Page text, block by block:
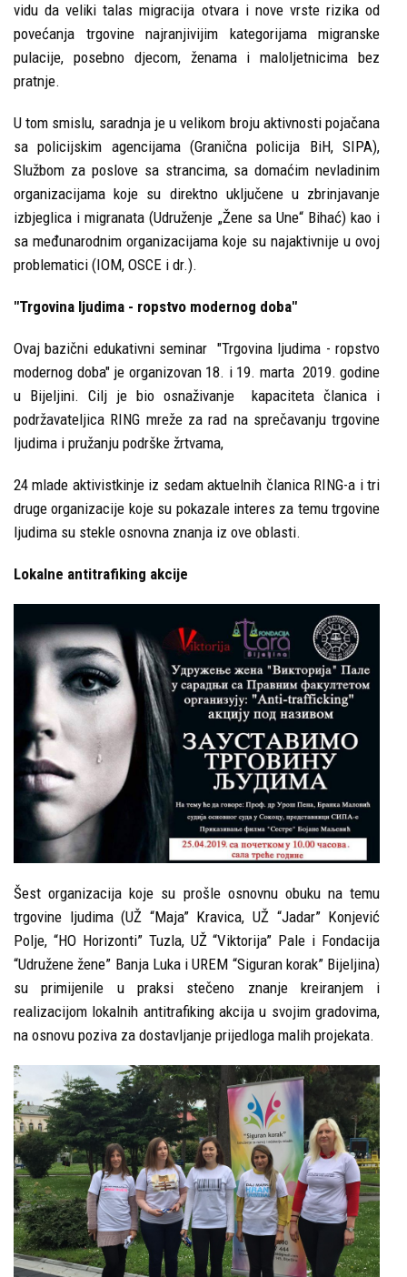
vidu da veliki talas migracija otvara i nove vrste rizika od
povećanja trgovine najranjivijim kategorijama migranske
pulacije, posebno djecom, ženama i maloljetnicima bez
pratnje.
U tom smislu, saradnja je u velikom broju aktivnosti pojačana
sa policijskim agencijama (Granična policija BiH, SIPA),
Službom za poslove sa strancima, sa domaćim nevladinim
organizacijama koje su direktno uključene u zbrinjavanje
izbjeglica i migranata (Udruženje „Žene sa Une“ Bihać) kao i
sa međunarodnim organizacijama koje su najaktivnije u ovoj
problematici (IOM, OSCE i dr.).
"Trgovina ljudima - ropstvo modernog doba"
Ovaj bazični edukativni seminar "Trgovina ljudima - ropstvo
modernog doba" je organizovan 18. i 19. marta 2019. godine
u Bijeljini. Cilj je bio osnaživanje kapaciteta članica i
podržavateljica RING mreže za rad na sprečavanju trgovine
ljudima i pružanju podrške žrtvama,
24 mlade aktivistkinje iz sedam aktuelnih članica RING-a i tri
druge organizacije koje su pokazale interes za temu trgovine
ljudima su stekle osnovna znanja iz ove oblasti.
Lokalne antitrafiking akcije
Šest organizacija koje su prošle osnovnu obuku na temu
trgovine ljudima (UŽ “Maja” Kravica, UŽ “Jadar” Konjević
Polje, “HO Horizonti” Tuzla, UŽ “Viktorija” Pale i Fondacija
“Udružene žene” Banja Luka i UREM “Siguran korak” Bijeljina)
su primijenile u praksi stečeno znanje kreiranjem i
realizacijom lokalnih antitrafiking akcija u svojim gradovima,
na osnovu poziva za dostavljanje prijedloga malih projekata.